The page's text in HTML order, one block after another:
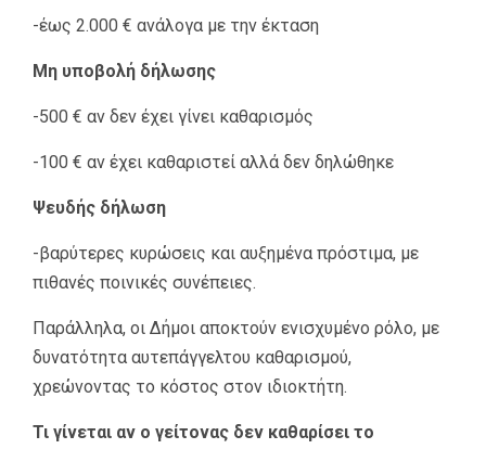
-έως 2.000 € ανάλογα με την έκταση
Μη υποβολή δήλωσης
-500 € αν δεν έχει γίνει καθαρισμός
-100 € αν έχει καθαριστεί αλλά δεν δηλώθηκε
Ψευδής δήλωση
-βαρύτερες κυρώσεις και αυξημένα πρόστιμα, με
πιθανές ποινικές συνέπειες.
Παράλληλα, οι Δήμοι αποκτούν ενισχυμένο ρόλο, με
δυνατότητα αυτεπάγγελτου καθαρισμού,
χρεώνοντας το κόστος στον ιδιοκτήτη.
Τι γίνεται αν ο γείτονας δεν καθαρίσει το